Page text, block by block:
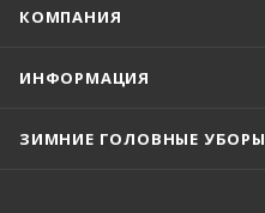
КОМПАНИЯ
ИНФОРМАЦИЯ
ЗИМНИЕ ГОЛОВНЫЕ УБОРЫ